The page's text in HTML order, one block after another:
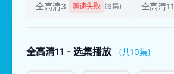
全高清3 测速失败 (6集) 全高清11
全高清11 - 选集播放 (共10集)